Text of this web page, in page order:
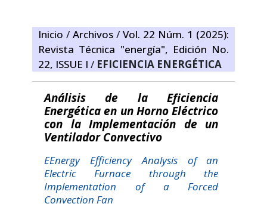
Inicio / Archivos / Vol. 22 Núm. 1 (2025):
Revista Técnica "energía", Edición No.
22, ISSUE I / EFICIENCIA ENERGÉTICA
Análisis de la Eficiencia
Energética en un Horno Eléctrico
con la Implementación de un
Ventilador Convectivo
EEnergy Efficiency Analysis of an
Electric Furnace through the
Implementation of a Forced
Convection Fan